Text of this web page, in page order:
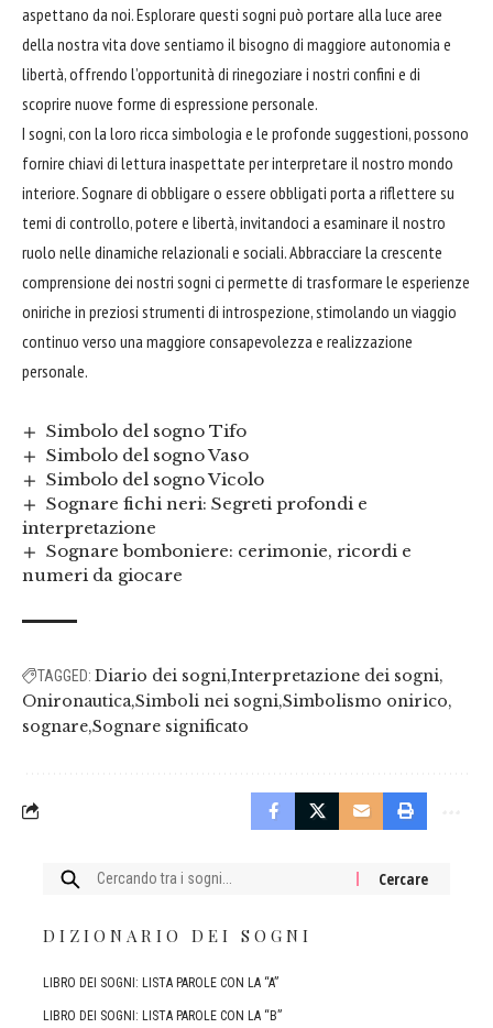
aspettano da noi. Esplorare questi sogni può portare alla luce aree
della nostra vita dove sentiamo il bisogno di maggiore autonomia e
libertà, offrendo l’opportunità di rinegoziare i nostri confini e di
scoprire nuove forme di espressione personale.
I sogni, con la loro ricca simbologia e le profonde suggestioni, possono
fornire chiavi di lettura inaspettate per interpretare il nostro mondo
interiore. Sognare di obbligare o essere obbligati porta a riflettere su
temi di controllo, potere e libertà, invitandoci a esaminare il nostro
ruolo nelle dinamiche relazionali e sociali.Abbracciare la crescente
comprensione dei nostri sogni ci permette di trasformare le esperienze
oniriche in preziosi strumenti di introspezione, stimolando un viaggio
continuo verso una maggiore consapevolezza e realizzazione
personale.
Simbolo del sogno Tifo
Simbolo del sogno Vaso
Simbolo del sogno Vicolo
Sognare fichi neri: Segreti profondi e
interpretazione
Sognare bomboniere: cerimonie, ricordi e
numeri da giocare
TAGGED: Diario dei sogni Interpretazione dei sogni
Onironautica Simboli nei sogni Simbolismo onirico
sognare Sognare significato
Cercare:
DIZIONARIO DEI SOGNI
LIBRO DEI SOGNI: LISTA PAROLE CON LA “A”
LIBRO DEI SOGNI: LISTA PAROLE CON LA “B”